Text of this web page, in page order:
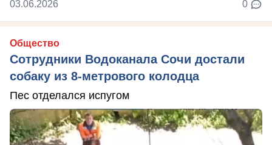
03.06.2026 0
Общество
Сотрудники Водоканала Сочи достали
собаку из 8-метрового колодца
Пес отделался испугом